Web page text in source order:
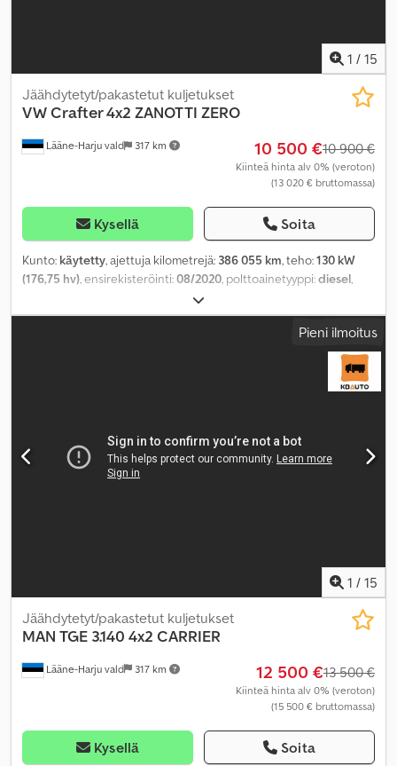
1 / 15
Lääne-Harju vald 317 km
Jäähdytetyt/pakastetut kuljetukset
VWCrafter 4x2 ZANOTTI ZERO
10 500 €10 900 €
Kiinteä hinta alv 0% (veroton)
(13 020 € bruttomassa)
Kysellä Soita
Kunto: käytetty, ajettuja kilometrejä: 386 055 km, teho:130 kW
(176,75 hv), ensirekisteröinti:08/2020, polttoainetyyppi:diesel,
, polttoaine:
mekaaninen, päästöluokka:Euro 6, jousitus:muu, kokonaispituus:
, kokonaiskorkeus:2 860
ilmastointi, sähkötoiminen
Pieni ilmoitus
1 / 15
Lääne-Harju vald 317 km
Jäähdytetyt/pakastetut kuljetukset
MAN TGE 3.140 4x2 CARRIER
12 500 €13 500 €
Kiinteä hinta alv 0% (veroton)
(15 500 € bruttomassa)
Kysellä Soita